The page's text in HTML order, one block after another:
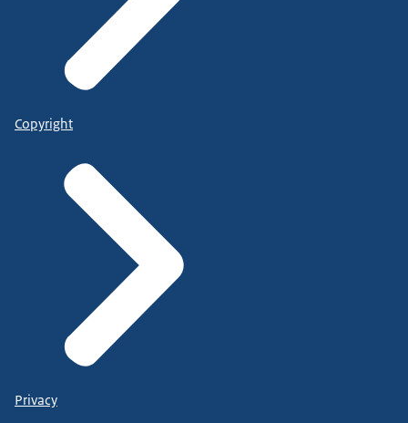
Copyright
Privacy